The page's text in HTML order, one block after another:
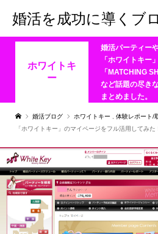
婚活を成功に導くブ
ホワイトキ
ー
婚活パーティー
「ホワイトキー
「MATCHING
など話題の尽き
まとめました。
婚活ブログ ホワイトキー 体験レポート/
「ホワイトキー」のマイページをフル活用してみた